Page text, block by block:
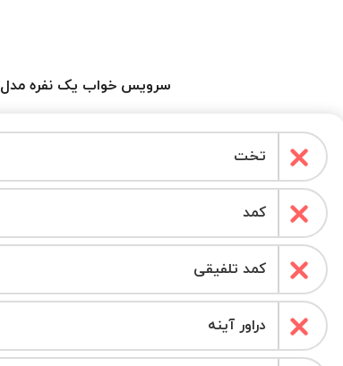
سرویس خواب یک نفره مدل ak-5620
تخت
کمد
کمد تلفیقی
دراور آینه